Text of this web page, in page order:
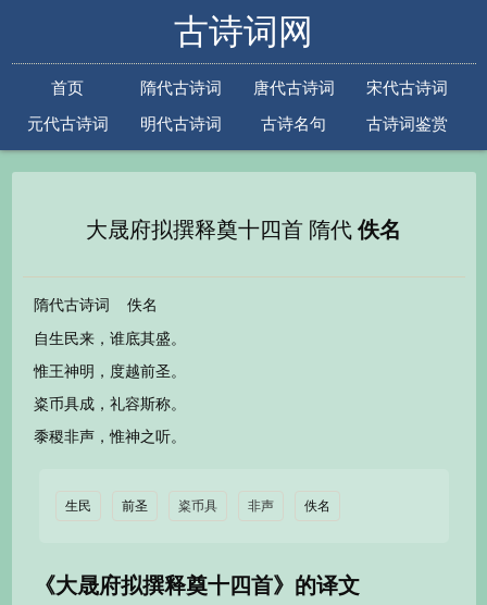
古诗词网
首页 隋代古诗词 唐代古诗词
宋代古诗词
元代古诗词
明代古诗词 古诗名句
古诗词鉴赏
大晟府拟撰释奠十四首 隋代 佚名
隋代古诗词 佚名
自生民来，谁底其盛。
惟王神明，度越前圣。
粢币具成，礼容斯称。
黍稷非声，惟神之听。
生民 前圣 粢币具 非声 佚名
《大晟府拟撰释奠十四首》的译文